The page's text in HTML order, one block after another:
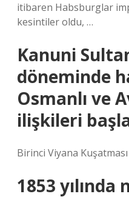
itibaren Habsburglar
kesintiler oldu, …
Kanuni
döneminde
Osmanlı ve
ilişkileri
Birinci Viyana
1853 yılında